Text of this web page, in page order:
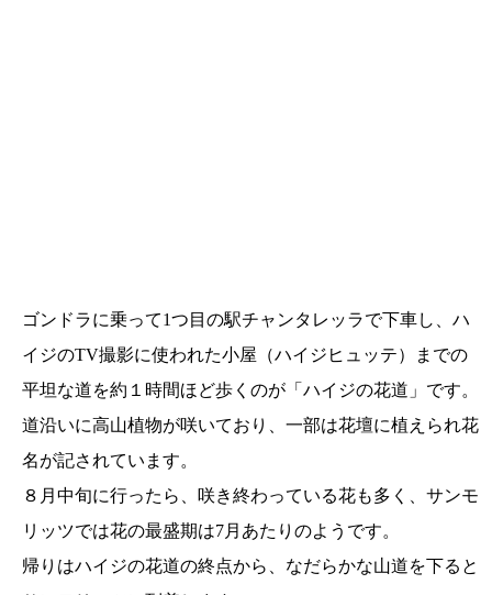
ゴンドラに乗って1つ目の駅チャンタレッラで下車し、ハ
イジのTV撮影に使われた小屋（ハイジヒュッテ）までの
平坦な道を約１時間ほど歩くのが「ハイジの花道」です。
道沿いに高山植物が咲いており、一部は花壇に植えられ花
名が記されています。
８月中旬に行ったら、咲き終わっている花も多く、サンモ
リッツでは花の最盛期は7月あたりのようです。
帰りはハイジの花道の終点から、なだらかな山道を下ると